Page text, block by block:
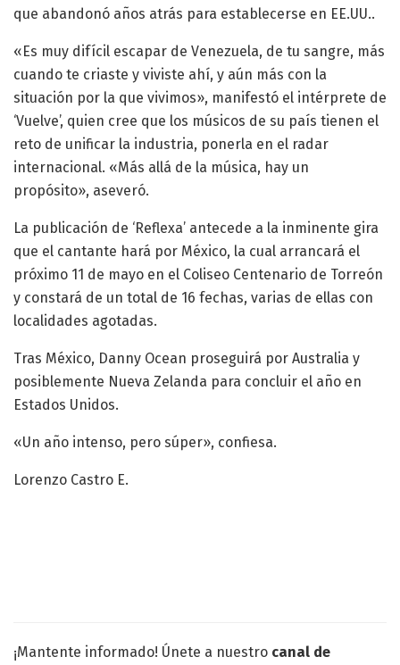
que abandonó años atrás para establecerse en EE.UU..
«Es muy difícil escapar de Venezuela, de tu sangre, más
cuando te criaste y viviste ahí, y aún más con la
situación por la que vivimos», manifestó el intérprete de
‘Vuelve’, quien cree que los músicos de su país tienen el
reto de unificar la industria, ponerla en el radar
internacional. «Más allá de la música, hay un
propósito», aseveró.
La publicación de ‘Reflexa’ antecede a la inminente gira
que el cantante hará por México, la cual arrancará el
próximo 11 de mayo en el Coliseo Centenario de Torreón
y constará de un total de 16 fechas, varias de ellas con
localidades agotadas.
Tras México, Danny Ocean proseguirá por Australia y
posiblemente Nueva Zelanda para concluir el año en
Estados Unidos.
«Un año intenso, pero súper», confiesa.
Lorenzo Castro E.
¡Mantente informado! Únete a nuestro canal de